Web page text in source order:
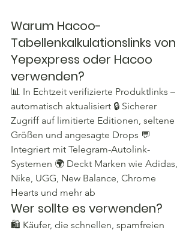
Warum Hacoo-
Tabellenkalkulationslinks von
Yepexpress oder Hacoo
verwenden?
📊 In Echtzeit verifizierte Produktlinks –
automatisch aktualisiert 🔒 Sicherer
Zugriff auf limitierte Editionen, seltene
Größen und angesagte Drops 💬
Integriert mit Telegram-Autolink-
Systemen 🌍 Deckt Marken wie Adidas,
Nike, UGG, New Balance, Chrome
Hearts und mehr ab
Wer sollte es verwenden?
🛍️ Käufer, die schnellen, spamfreien